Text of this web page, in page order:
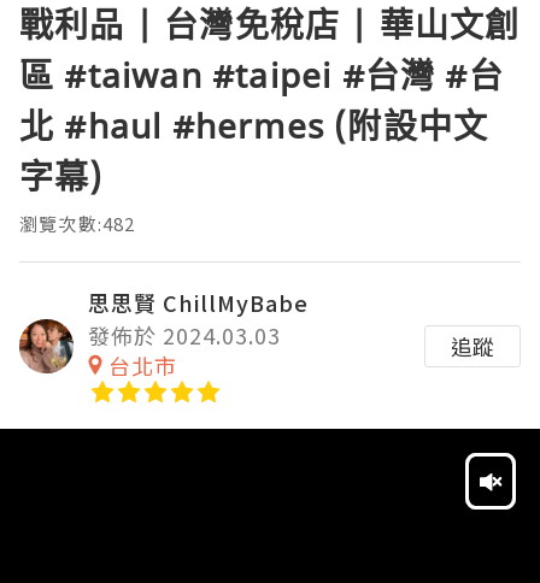
戰利品 | 台灣免稅店 | 華山文創
區 #taiwan #taipei #台灣 #台
北 #haul #hermes (附設中文
字幕)
瀏覽次數:482
思思賢 ChillMyBabe
發佈於 2024.03.03
台北市
追蹤